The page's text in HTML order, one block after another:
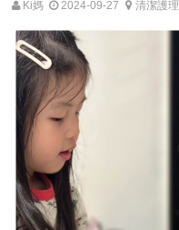
Ki媽 2024-09-27 清潔護理